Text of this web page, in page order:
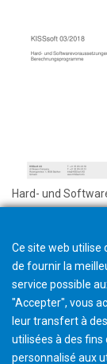
Hard- und
Ce site web utilise
de fournir la
service possible
"Accepter", vous
leur transfert à
utilisées à des
personnalisé aux